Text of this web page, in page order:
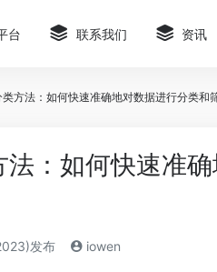
台 联系我们 资讯
方法：如何快速准确地对数据进行分类和
：如何快速准
发布 iowen